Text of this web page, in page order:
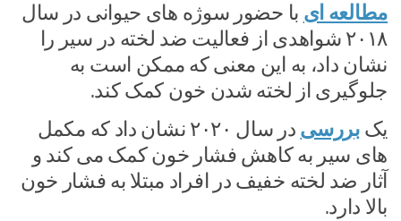
مطالعه ای با حضور سوژه های حیوانی در سال
۲۰۱۸ شواهدی از فعالیت ضد لخته در سیر را
نشان داد، به این معنی که ممکن است به
جلوگیری از لخته شدن خون کمک کند.
یکبررسی
در سال ۲۰۲۰ نشان داد که مکمل
های سیر به کاهش فشار خون کمک می کند و
آثار ضد لخته خفیف در افراد مبتلا به فشار خون
بالا دارد.